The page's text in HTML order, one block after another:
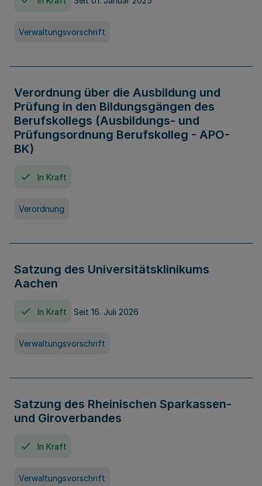
Verwaltungsvorschrift
Verordnung über die Ausbildung und
Prüfung in den Bildungsgängen des
Berufskollegs (Ausbildungs- und
Prüfungsordnung Berufskolleg - APO-
BK)
In Kraft
Verordnung
Satzung des Universitätsklinikums
Aachen
In Kraft Seit 16. Juli 2026
Verwaltungsvorschrift
Satzung des Rheinischen Sparkassen-
und Giroverbandes
In Kraft
Verwaltungsvorschrift